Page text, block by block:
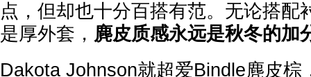
点，但却也十分百搭有范。无论搭配
是厚外套， 麂皮质感永远是秋冬的加
Dakota Johnson就超爱Bindle麂皮棕